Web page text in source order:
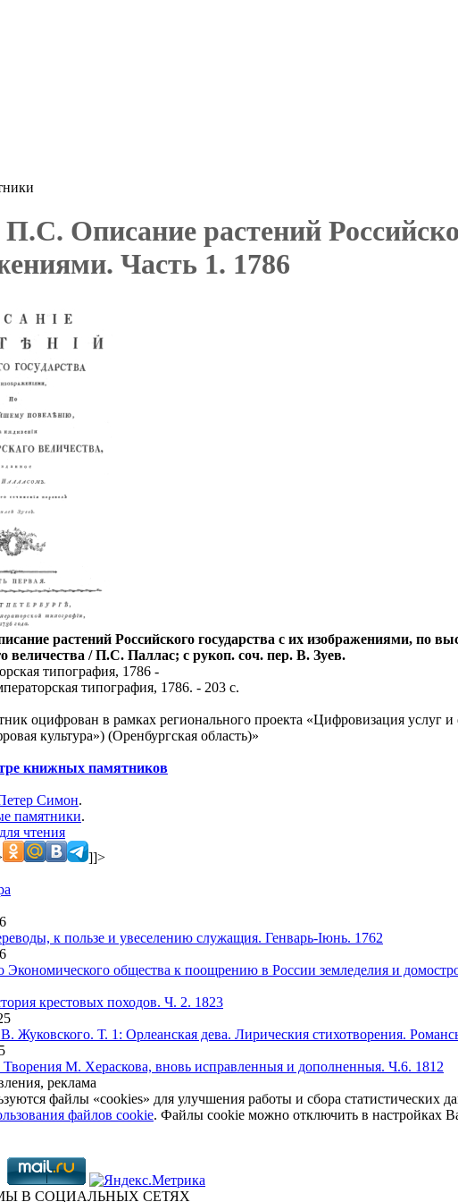
Описание растений
Часть 1. 1786
растений Российского государства с их изображениями, по
величества / П.С. Паллас; с рукоп. соч. пер. В. Зуев.
типография, 1786 -
типография, 1786. - 203 с.
оцифрован в рамках регионального проекта «Цифровизация услуг
культура») (Оренбургская область)»
книжных памятников
Симон.
памятники.
чтения
]]>
к пользе и увеселению служащия. Генварь-Iюнь. 1762
Экономического общества к поощрению в России земледелия и
крестовых походов. Ч. 2. 1823
Жуковского. Т. 1: Орлеанская дева. Лирическия стихотворения.
М. Хераскова, вновь исправленныя и дополненныя. Ч.6. 1812
реклама
файлы «cookies» для улучшения работы и сбора статистических
файлов cookie. Файлы cookie можно отключить в настройках
В СОЦИАЛЬНЫХ СЕТЯХ